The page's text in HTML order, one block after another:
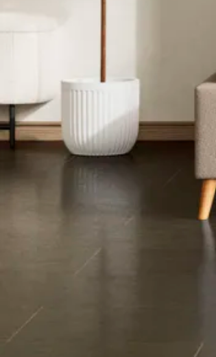
Memoryskum topmadrasser 90x200
Memoryskum topmadrasser 80x200
Se flere størrelser
Hovedpuder
Dyner
Dyne størrelser
Dobbeltdyner - 200x220
Enkeltdyner - 140x220
Temperaturregulerende dyner
Dyner efter sæson